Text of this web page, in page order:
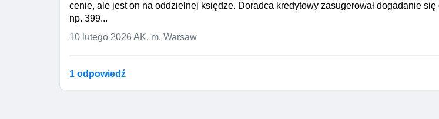
cenie, ale jest on na oddzielnej księdze. Doradca kredytowy zasugerował dogadanie
np. 399...
10 lutego 2026 AK, m. Warsaw
1 odpowiedź